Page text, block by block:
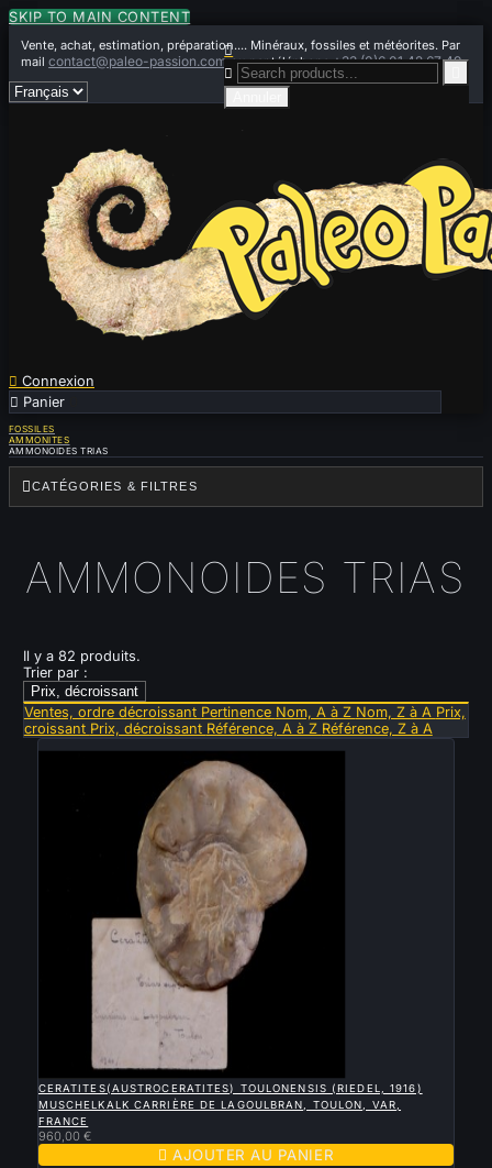
SKIP TO MAIN CONTENT
Vente, achat, estimation, préparation.... Minéraux, fossiles et météorites. Par
mailcontact@paleo-passion.comou par téléphone+33 (0)6 01 42 67 49
 Connexion
 Panier


FOSSILES
AMMONITES
AMMONOIDES TRIAS
CATÉGORIES & FILTRES
AMMONOIDES TRIAS
Il y a 82 produits.
Trier par :
Prix, décroissant
Ventes, ordre décroissant Pertinence Nom, A à Z Nom, Z à A Prix,
croissant Prix, décroissant Référence, A à Z Référence, Z à A
Nouveau
APERÇU RAPIDE
CERATITES(AUSTROCERATITES) TOULONENSIS (RIEDEL, 1916)
MUSCHELKALK CARRIÈRE DE LAGOULBRAN, TOULON, VAR,
FRANCE
960,00 €
 AJOUTER AU PANIER